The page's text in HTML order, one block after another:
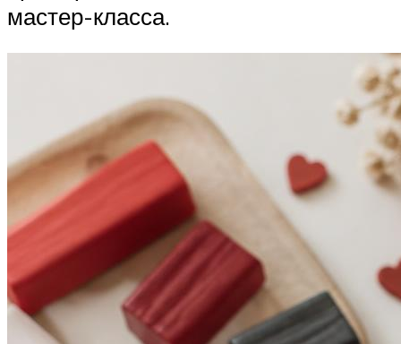
мастер-класса.